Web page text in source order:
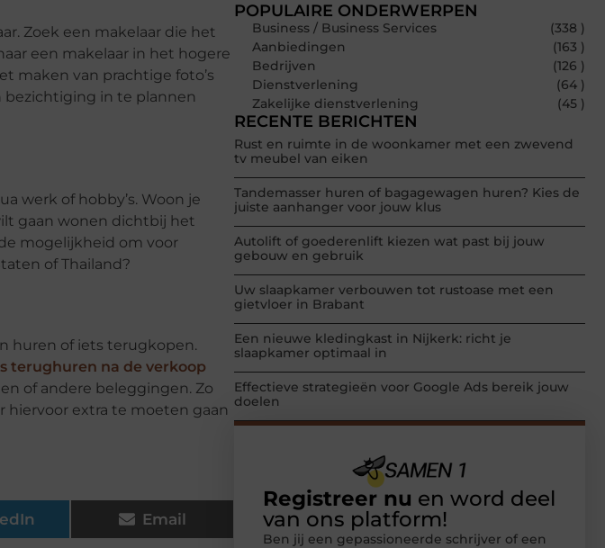
Zoek een makelaar die het
een makelaar in het hogere
maken van prachtige foto’s
bezichtiging in te plannen
werk of hobby’s. Woon je
gaan wonen dichtbij het
mogelijkheid om voor
of Thailand?
huren of iets terugkopen.
terughuren na de verkoop
of andere beleggingen. Zo
extra te moeten gaan
Email
POPULAIRE ONDERWERPEN
Business / Business Services
(338 )
Aanbiedingen
(163 )
Bedrijven
(126 )
Dienstverlening
(64 )
Zakelijke dienstverlening
(45 )
RECENTE BERICHTEN
Rust en ruimte in de woonkamer met een zwevend
tv meubel van eiken
Tandemasser huren of bagagewagen huren? Kies de
juiste aanhanger voor jouw klus
Autolift of goederenlift kiezen wat past bij jouw
gebouw en gebruik
Uw slaapkamer verbouwen tot rustoase met een
gietvloer in Brabant
Een nieuwe kledingkast in Nijkerk: richt je
slaapkamer optimaal in
Effectieve strategieën voor Google Ads bereik jouw
doelen
Registreer nu en word deel
van ons platform!
Ben jij een gepassioneerde schrijver of een